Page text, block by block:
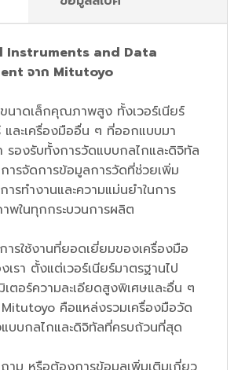
Instruments and Data
จาก Mitutoyo
นาดเล็กคุณภาพสูง ทั้งเวอร์เนียร์
และเครื่องมืออื่น ๆ ที่ออกแบบมา
รองรับทั้งการวัดแบบกลไกและดิจิทัล
ารจัดการข้อมูลการวัดที่ช่วยเพิ่ม
ารทำงานและความแม่นยำในการ
ในทุกกระบวนการผลิต
รใช้งานที่ยอดเยี่ยมของเครื่องมือ
เรา ตั้งแต่เวอร์เนียร์มาตรฐานไป
เตอร์ความละเอียดสูงพิเศษและอื่น ๆ
คือแหล่งรวมเครื่องมือวัด
บบกลไกและดิจิทัลที่ครบถ้วนที่สุด